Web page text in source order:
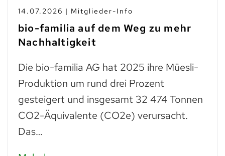
10.07.2026 | Branchen-News
Taste Not Waste: Food Save bis
zum Teller
Trockenes Brot ist fast genauso wertvoll
wie frisches. Man muss einfach wissen,
was man daraus zubereiten kann: zu
Paniermehl verarbeitet, lassen…